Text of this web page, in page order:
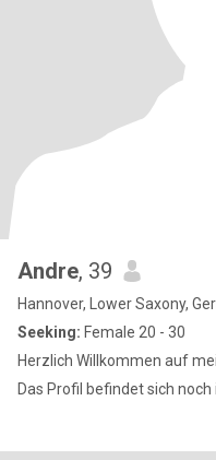
Andre, 39
Hannover, Lower Saxony,
Seeking: Female 20 - 30
Herzlich Willkommen auf
Das Profil befindet sich